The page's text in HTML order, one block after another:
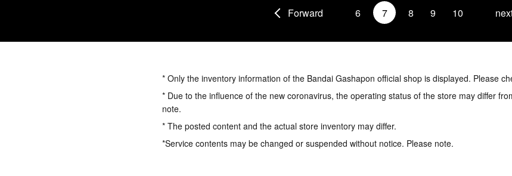
Forward 6 7 8 9 10
* Only the inventory information of the Bandai Gashapon official shop is displayed. Please
* Due to the influence of the new coronavirus, the operating status of the store may differ
note.
* The posted content and the actual store inventory may differ.
*Service contents may be changed or suspended without notice. Please note.